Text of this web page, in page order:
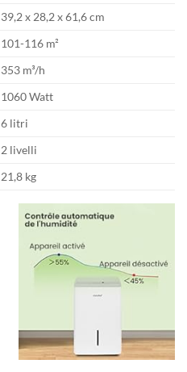
39,2 x 28,2 x 61,6 cm
101-116 m²
353 m³/h
1060 Watt
6 litri
2 livelli
21,8 kg